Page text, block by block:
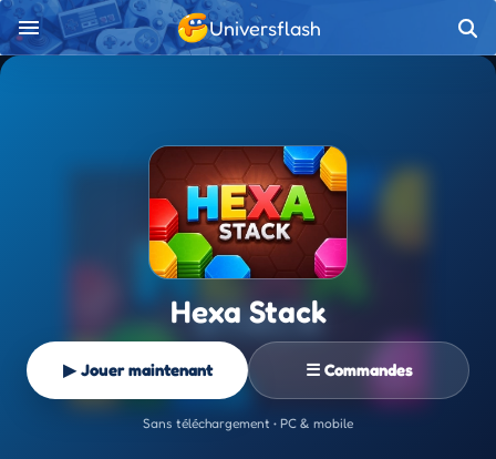
Universflash
Hexa Stack
▶ Jouer maintenant ☰ Commandes
Sans téléchargement • PC & mobile